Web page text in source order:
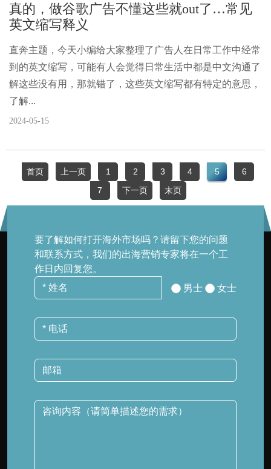
真的，做谷歌广告不懂这些就out了…常见
英文缩写释义
直奔主题，今天小编给大家整理了广告人在日常工作中经常
到的英文缩写，可能有人会觉得日常生活中都是中文沟通了
解这些没有用，那就错了，这些英文缩写都有特定的意思，
了解...
2024-05-15
首页 上一页 1 2 3 4 5
6
7
下一页 末页
要了解如何打开海外市场吗？请留下您的问题
和联系方式，我们的出海营销专家将在一个工
作日内回复您。
男士
女士